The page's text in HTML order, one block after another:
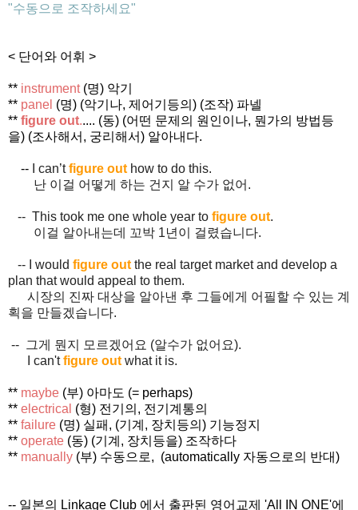
"수동으로 조작하세요"
< 단어와 어휘 >
** instrument (명) 악기
** panel (명) (악기나, 제어기등의) (조작) 파넬
** figure out..... (동) (어떤 문제의 원인이나, 뭔가의 방법등
을) (조사해서, 궁리해서) 알아내다.
-- I can’tfigure out how to do this.
난 이걸 어떻게 하는 건지 알 수가 없어.
-- This took me one whole year to figure out.
이걸 알아내는데 꼬박 1년이 걸렸습니다.
-- I would figure out the real target market and develop a
plan that would appeal to them.
시장의 진짜 대상을 알아낸 후 그들에게 어필할 수 있는 계
획을 만들겠습니다.
-- 그게 뭔지 모르겠어요 (알수가 없어요).
I can'tfigure out what it is.
** maybe (부) 아마도 (= perhaps)
** electrical (형) 전기의, 전기계통의
** failure (명) 실패, (기계, 장치등의) 기능정지
** operate (동) (기계, 장치등을) 조작하다
** manually (부) 수동으로, (automatically 자동으로의 반대)
-- 일본의 Linkage Club 에서 출판된 영어교제 'All IN ONE'에